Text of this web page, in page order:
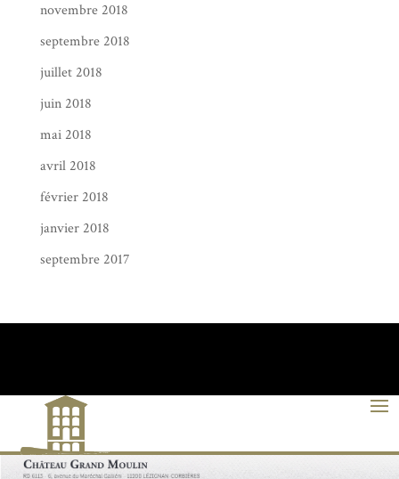
novembre 2018
septembre 2018
juillet 2018
juin 2018
mai 2018
avril 2018
février 2018
janvier 2018
septembre 2017